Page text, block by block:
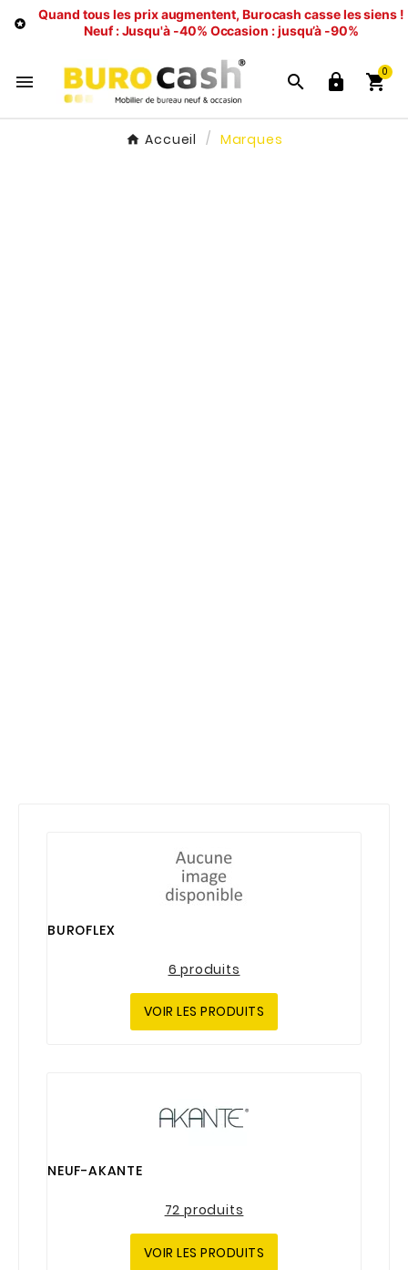

Quand tous les prix augmentent, Burocash casse les siens !
Neuf : Jusqu'à -40% Occasion : jusqu’à -90%
   
0
Accueil Marques
BUROFLEX
6 produits
VOIR LES PRODUITS
NEUF-AKANTE
72 produits
VOIR LES PRODUITS